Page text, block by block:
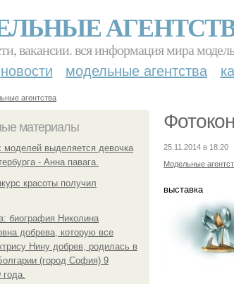
вакансии. вся информация мира
новости модельные агентства
агентства
материалы
выделяется девочка
- Анна павага.
красоты получил
биография Николина
добрева, которую все
Нину добрев, родилась в
(город София) 9
25.11.2014 в 18:20
Модельные
выставка